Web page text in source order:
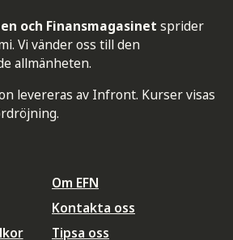
och Finansmagasinet sprider
Vi vänder oss till den
allmänheten.
levereras av Infront. Kurser visas
Om EFN
Kontakta oss
Tipsa oss